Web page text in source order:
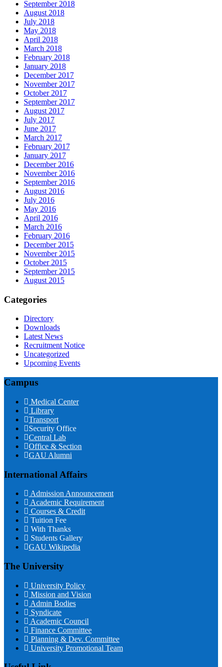
September 2018
August 2018
July 2018
May 2018
April 2018
March 2018
February 2018
January 2018
December 2017
November 2017
October 2017
September 2017
August 2017
July 2017
June 2017
March 2017
February 2017
January 2017
December 2016
November 2016
September 2016
August 2016
July 2016
May 2016
April 2016
March 2016
February 2016
December 2015
November 2015
October 2015
September 2015
August 2015
Categories
Directory
Downloads
Latest News
Recruitment Notice
Uncategorized
Upcoming Events
Campus
Medical Center
Library
Transport
Security Office
Central Lab
Office & Section
GAU Alumni
International Affairs
Admission Announcement
Academic Requirement
Courses & Credit
Tuition Fee
With Thanks
Students Gallery
GAU Wikipedia
The University
University Policy
Mission and Vision
Admin Bodies
Syndicate
Academic Council
Finance Committee
Planning & Dev. Committee
University Promotional Team